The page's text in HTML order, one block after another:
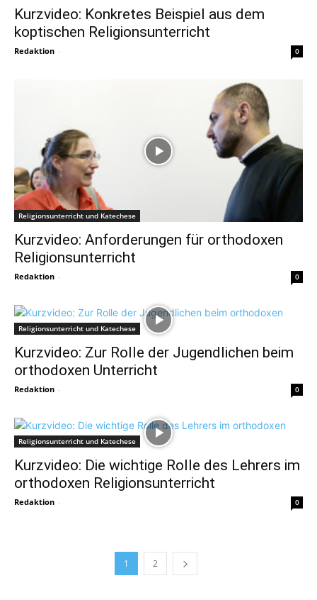
Kurzvideo: Konkretes Beispiel aus dem
koptischen Religionsunterricht
Redaktion - 0
Religionsunterricht und Katechese
Kurzvideo: Anforderungen für orthodoxen
Religionsunterricht
Redaktion - 0
Religionsunterricht und Katechese
Kurzvideo: Zur Rolle der Jugendlichen beim
orthodoxen Unterricht
Redaktion - 0
Religionsunterricht und Katechese
Kurzvideo: Die wichtige Rolle des Lehrers im
orthodoxen Religionsunterricht
Redaktion - 0
1 2